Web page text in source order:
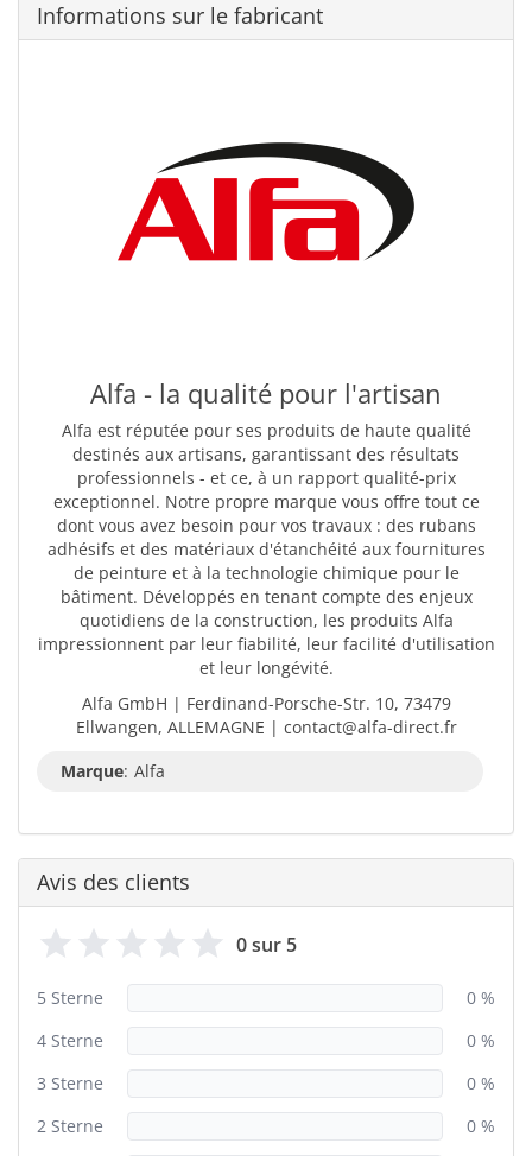
Informations sur le fabricant
Alfa - la qualité pour l'artisan
Alfa est réputée pour ses produits de haute qualité
destinés aux artisans, garantissant des résultats
professionnels - et ce, à un rapport qualité-prix
exceptionnel. Notre propre marque vous offre tout ce
dont vous avez besoin pour vos travaux : des rubans
adhésifs et des matériaux d'étanchéité aux fournitures
de peinture et à la technologie chimique pour le
bâtiment. Développés en tenant compte des enjeux
quotidiens de la construction, les produits Alfa
impressionnent par leur fiabilité, leur facilité d'utilisation
et leur longévité.
Alfa GmbH | Ferdinand-Porsche-Str. 10, 73479
Ellwangen, ALLEMAGNE | contact@alfa-direct.fr
Marque: Alfa
Avis des clients
0 sur 5
5 Sterne
0 %
4 Sterne
0 %
3 Sterne
0 %
2 Sterne
0 %